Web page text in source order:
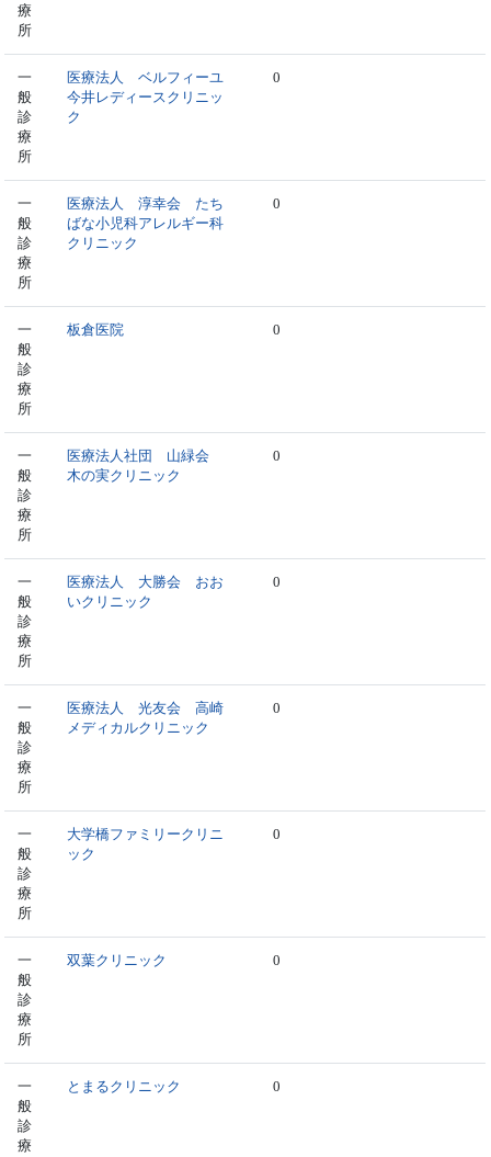
療
所
一
般
診
療
所
医療法人 ベルフィーユ
今井レディースクリニッ
ク
0
一
般
診
療
所
医療法人 淳幸会 たち
ばな小児科アレルギー科
クリニック
0
一
般
診
療
所
板倉医院 0
一
般
診
療
所
医療法人社団 山緑会
木の実クリニック
0
一
般
診
療
所
医療法人 大勝会 おお
いクリニック
0
一
般
診
療
所
医療法人 光友会 高崎
メディカルクリニック
0
一
般
診
療
所
大学橋ファミリークリニ
ック
0
一
般
診
療
所
双葉クリニック 0
一
般
診
療
とまるクリニック 0